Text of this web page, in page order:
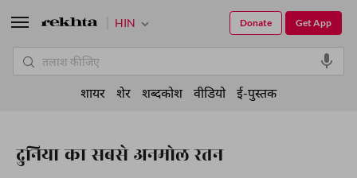
दुनिया का सबसे अनमोल रतन
HIN Get App
Donate
शायर शेर शब्दकोश वीडियो ई-पुस्तक